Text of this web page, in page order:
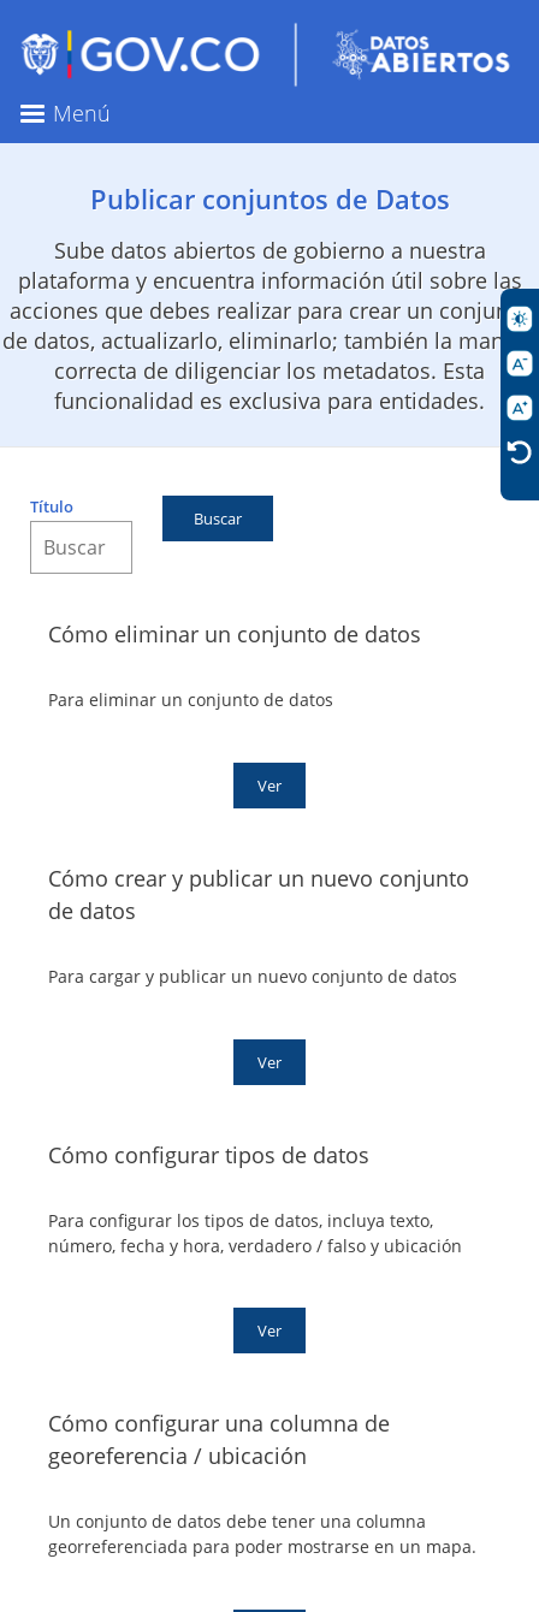
contenido
principal
Menú
Publicar conjuntos de Datos
Sube datos abiertos de gobierno a nuestra
plataforma y encuentra información útil sobre las
acciones que debes realizar para crear un conjunto
de datos, actualizarlo, eliminarlo; también la manera
correcta de diligenciar los metadatos. Esta
funcionalidad es exclusiva para entidades.
Título
Cómo eliminar un conjunto de datos
Para eliminar un conjunto de datos
Ver
Cómo crear y publicar un nuevo conjunto
de datos
Para cargar y publicar un nuevo conjunto de datos
Ver
Cómo configurar tipos de datos
Para configurar los tipos de datos, incluya texto,
número, fecha y hora, verdadero / falso y ubicación
Ver
Cómo configurar una columna de
georeferencia / ubicación
Un conjunto de datos debe tener una columna
georreferenciada para poder mostrarse en un mapa.